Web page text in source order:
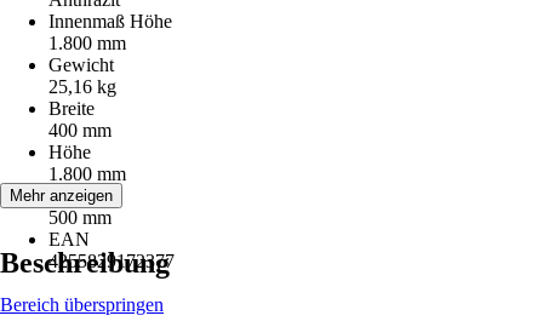
Innenmaß Höhe
1.800 mm
Gewicht
25,16 kg
Breite
400 mm
Höhe
1.800 mm
Tiefe
500 mm
EAN
4255829172377
Mehr anzeigen
Beschreibung
Bereich überspringen